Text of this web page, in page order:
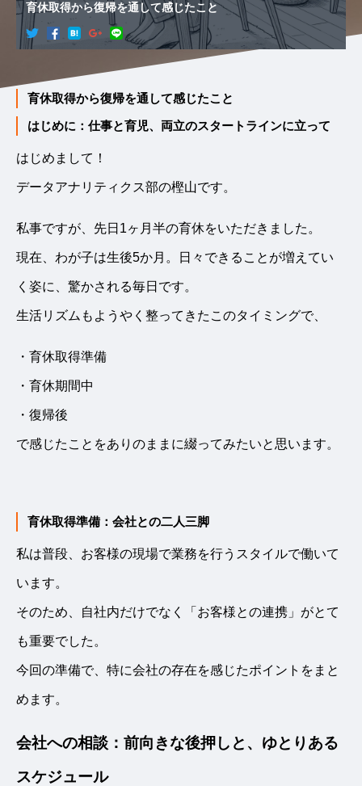
育休取得から復帰を通して感じたこと
育休取得から復帰を通して感じたこと
はじめに：仕事と育児、両立のスタートラインに立って
はじめまして！
データアナリティクス部の樫山です。
私事ですが、先日1ヶ月半の育休をいただきました。
現在、わが子は生後5か月。日々できることが増えてい
く姿に、驚かされる毎日です。
生活リズムもようやく整ってきたこのタイミングで、
・育休取得準備
・育休期間中
・復帰後
で感じたことをありのままに綴ってみたいと思います。
育休取得準備：会社との二人三脚
私は普段、お客様の現場で業務を行うスタイルで働いて
います。
そのため、自社内だけでなく「お客様との連携」がとて
も重要でした。
今回の準備で、特に会社の存在を感じたポイントをまと
めます。
会社への相談：前向きな後押しと、ゆとりある
スケジュール